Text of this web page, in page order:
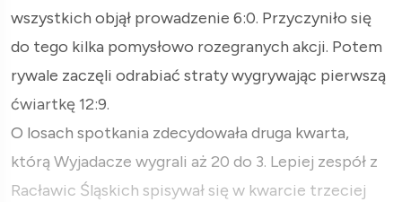
wszystkich objął prowadzenie 6:0. Przyczyniło się
do tego kilka pomysłowo rozegranych akcji. Potem
rywale zaczęli odrabiać straty wygrywając pierwszą
ćwiartkę 12:9.
O losach spotkania zdecydowała druga kwarta,
którą Wyjadacze wygrali aż 20 do 3. Lepiej zespół z
Racławic Śląskich spisywał się w kwarcie trzeciej